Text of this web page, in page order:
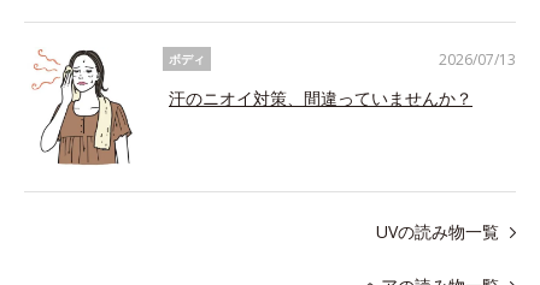
ボディ
汗のニオイ対策、間違っていませんか？
2026/07/13
UVの読み物一覧